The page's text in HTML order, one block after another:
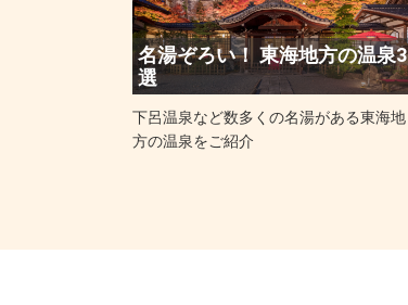
名湯ぞろい！ 東海地方の温泉3
選
下呂温泉など数多くの名湯がある東海地
方の温泉をご紹介